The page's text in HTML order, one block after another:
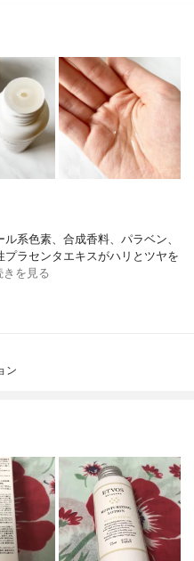
系色素、合成香料、パラベン、
ラセンタエキスがハリとツヤを
きを見る
ン